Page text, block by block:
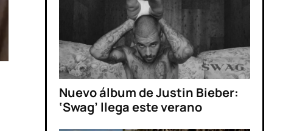
Nuevo álbum de Justin Bieber:
‘Swag’ llega este verano